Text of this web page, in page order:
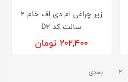
زیر چراغی ام دی اف خام 2
سانت کد D2
۲۰۲,۴۰۰ تومان
۲ بعدی